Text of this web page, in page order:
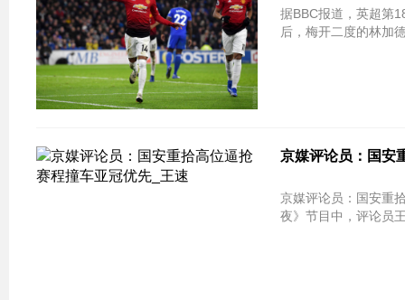
据BBC报道，英超第
后，梅开二度的林加
京媒评论员：国安
京媒评论员：国安重
夜》节目中，评论员